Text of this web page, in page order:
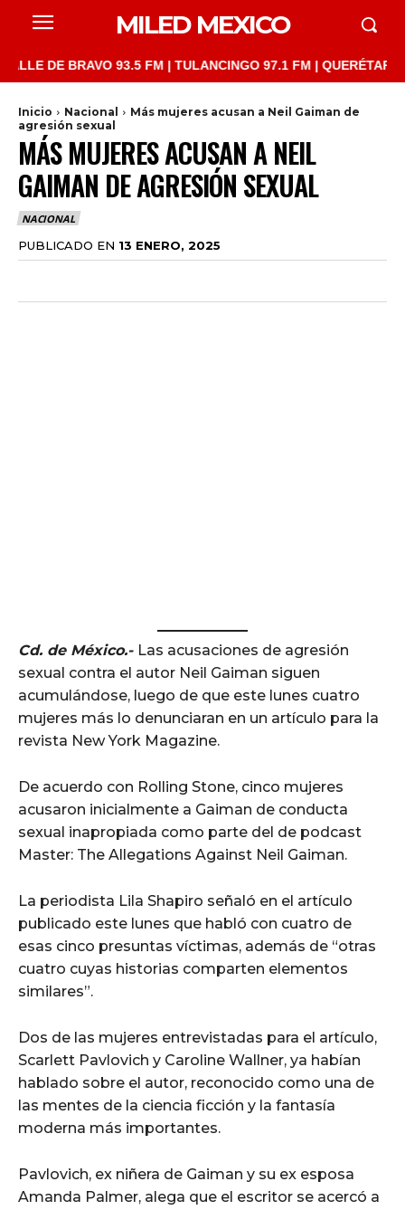
MILED MEXICO
BRAVO 93.5 FM | TULANCINGO 97.1 FM | QUERÉTARO
Inicio Nacional
Más mujeres acusan a Neil Gaiman de
agresión sexual
MÁS MUJERES ACUSAN A NEIL
GAIMAN DE AGRESIÓN SEXUAL
NACIONAL
PUBLICADO EN 13 ENERO, 2025
Cd. de México.- Las acusaciones de agresión
sexual contra el autor Neil Gaiman siguen
acumulándose, luego de que este lunes cuatro
mujeres más lo denunciaran en un artículo para la
revista New York Magazine.
De acuerdo con Rolling Stone, cinco mujeres
acusaron inicialmente a Gaiman de conducta
sexual inapropiada como parte del de podcast
Master: The Allegations Against Neil Gaiman.
La periodista Lila Shapiro señaló en el artículo
publicado este lunes que habló con cuatro de
esas cinco presuntas víctimas, además de “otras
cuatro cuyas historias comparten elementos
similares”.
Dos de las mujeres entrevistadas para el artículo,
Scarlett Pavlovich y Caroline Wallner, ya habían
hablado sobre el autor, reconocido como una de
las mentes de la ciencia ficción y la fantasía
moderna más importantes.
Pavlovich, ex niñera de Gaiman y su ex esposa
Amanda Palmer, alega que el escritor se acercó a